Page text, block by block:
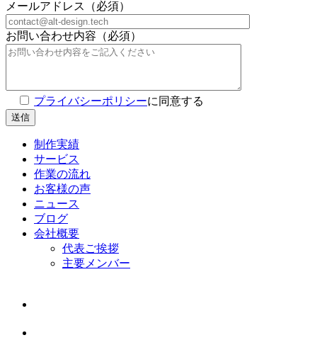
メールアドレス（必須）
お問い合わせ内容（必須）
プライバシーポリシーに同意する
制作実績
サービス
作業の流れ
お客様の声
ニュース
ブログ
会社概要
代表ご挨拶
主要メンバー